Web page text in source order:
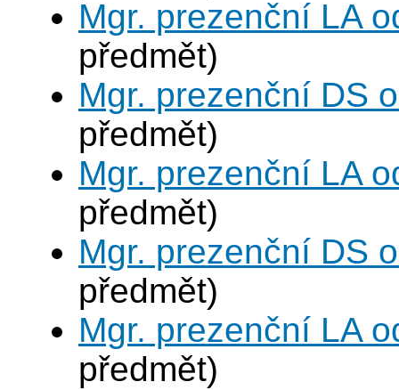
Mgr. prezenční LA
předmět)
Mgr. prezenční DS
předmět)
Mgr. prezenční LA
předmět)
Mgr. prezenční DS
předmět)
Mgr. prezenční LA
předmět)